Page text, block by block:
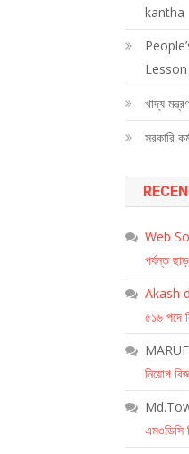
kantha
Lesson
খাদ্য
সরকারি
Web
পর্যন্ত
Akash
৫১৬ পদে
নিয়োগ
এমওডিসি